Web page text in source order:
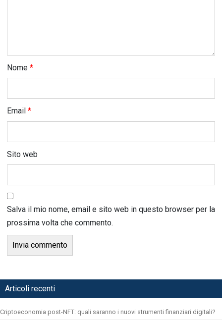
Nome *
Email *
Sito web
Salva il mio nome, email e sito web in questo browser per la
prossima volta che commento.
Articoli recenti
Criptoeconomia post-NFT: quali saranno i nuovi strumenti finanziari digitali?